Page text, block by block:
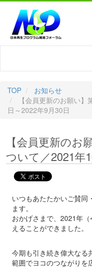
TOP
お知らせ
【会員更新のお願い
日～2022年9月30日
【会員更新のお
ついて／2021年
いつもあたたかいご賛同
ます。
おかげさまで、2021年
えることができました。
今期も引き続き偉大なる
範囲でヨコのつながりを